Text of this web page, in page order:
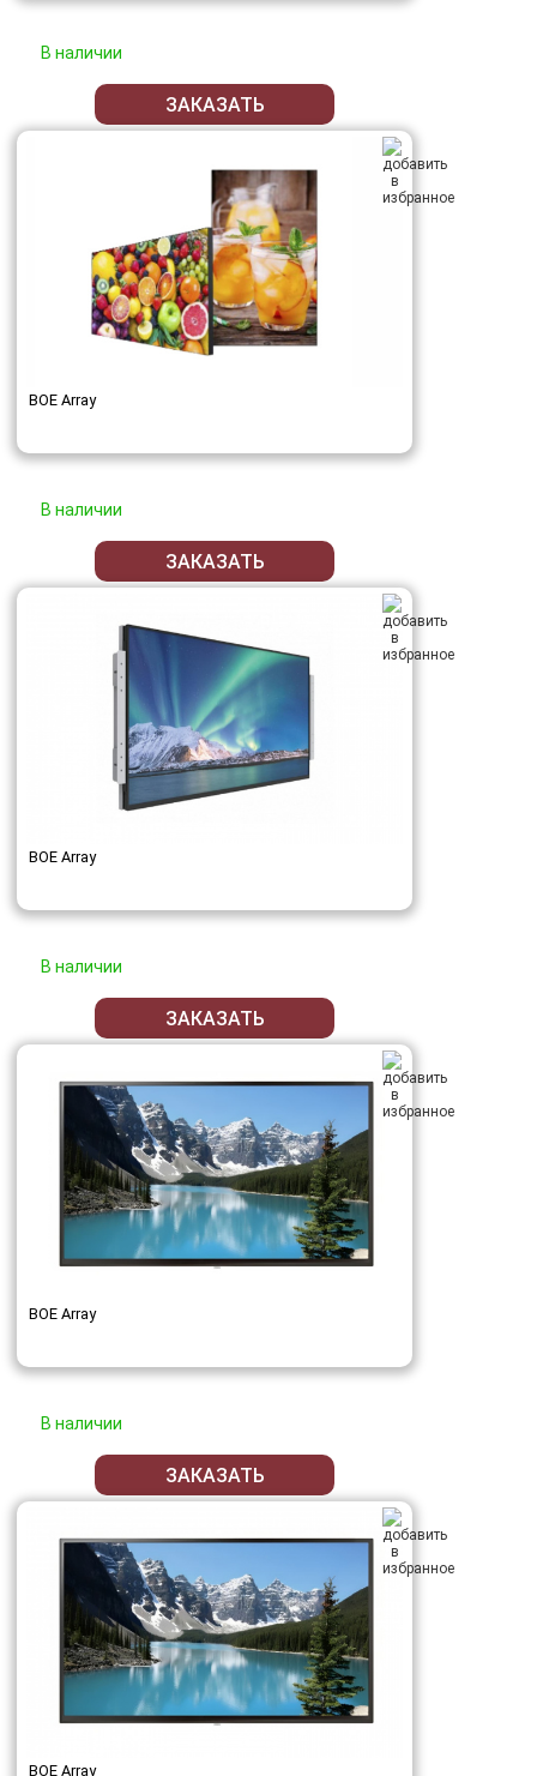
В наличии
ЗАКАЗАТЬ
BOE Array
В наличии
ЗАКАЗАТЬ
BOE Array
В наличии
ЗАКАЗАТЬ
BOE Array
В наличии
ЗАКАЗАТЬ
BOE Array